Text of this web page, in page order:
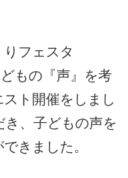
りフェスタ
もの『声』を考
ト開催をしまし
、子どもの声を
きました。